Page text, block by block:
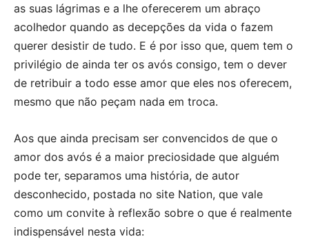
as suas lágrimas e a lhe oferecerem um abraço
acolhedor quando as decepções da vida o fazem
querer desistir de tudo. E é por isso que, quem tem o
privilégio de ainda ter os avós consigo, tem o dever
de retribuir a todo esse amor que eles nos oferecem,
mesmo que não peçam nada em troca.
Aos que ainda precisam ser convencidos de que o
amor dos avós é a maior preciosidade que alguém
pode ter, separamos uma história, de autor
desconhecido, postada no site Nation, que vale
como um convite à reflexão sobre o que é realmente
indispensável nesta vida: